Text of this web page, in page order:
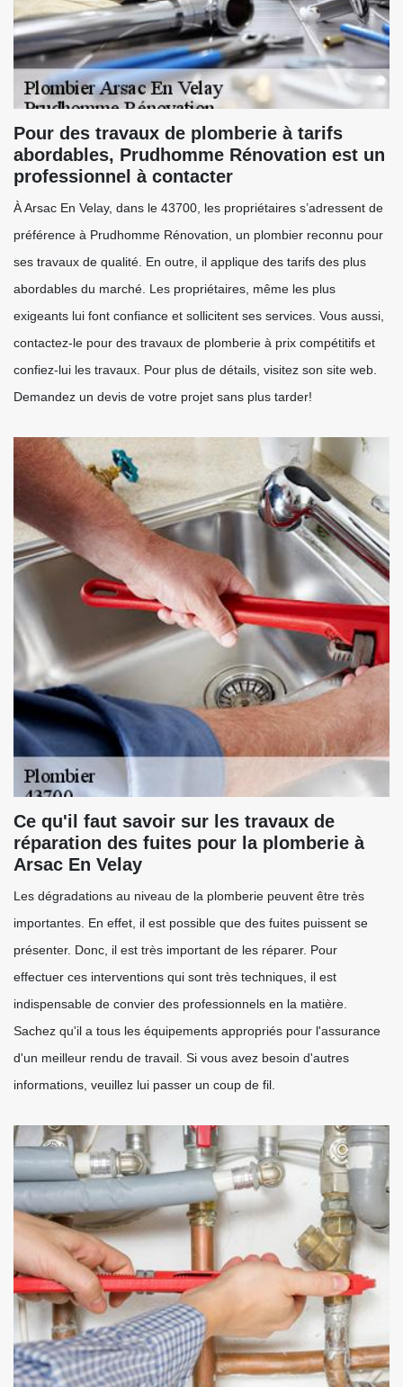
Pour des travaux de plomberie à tarifs
abordables, Prudhomme Rénovation est un
professionnel à contacter
À Arsac En Velay, dans le 43700, les propriétaires s’adressent de
préférence à Prudhomme Rénovation, un plombier reconnu pour
ses travaux de qualité. En outre, il applique des tarifs des plus
abordables du marché. Les propriétaires, même les plus
exigeants lui font confiance et sollicitent ses services. Vous aussi,
contactez-le pour des travaux de plomberie à prix compétitifs et
confiez-lui les travaux. Pour plus de détails, visitez son site web.
Demandez un devis de votre projet sans plus tarder!
Ce qu'il faut savoir sur les travaux de
réparation des fuites pour la plomberie à
Arsac En Velay
Les dégradations au niveau de la plomberie peuvent être très
importantes. En effet, il est possible que des fuites puissent se
présenter. Donc, il est très important de les réparer. Pour
effectuer ces interventions qui sont très techniques, il est
indispensable de convier des professionnels en la matière.
Sachez qu'il a tous les équipements appropriés pour l'assurance
d'un meilleur rendu de travail. Si vous avez besoin d'autres
informations, veuillez lui passer un coup de fil.